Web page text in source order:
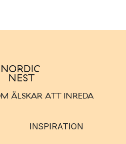
ÄLSKAR ATT INREDA
INSPIRATION